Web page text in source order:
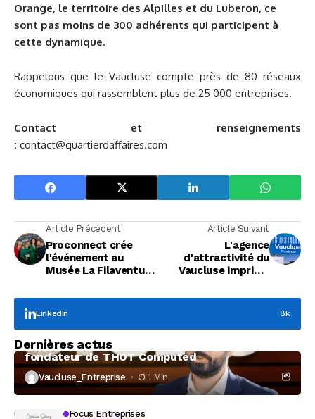
Orange, le territoire des Alpilles et du Luberon, ce
sont pas moins de 300 adhérents qui participent à
cette dynamique.
Rappelons que le Vaucluse compte près de 80 réseaux
économiques qui rassemblent plus de 25 000 entreprises.
Contact et renseignements
: contact@quartierdaffaires.com
Article Précédent
Proconnect crée
l'événement au
Musée La Filaventure
Article Suivant
L'agence
d'attractivité du
Vaucluse imprime
LinkedIn 8k
Dernières actus
À la rencontre de Christophe Coeffier, dirigeant
fondateur de THOT Computed
Vaucluse_Entreprise 1 Min
Focus Entreprises